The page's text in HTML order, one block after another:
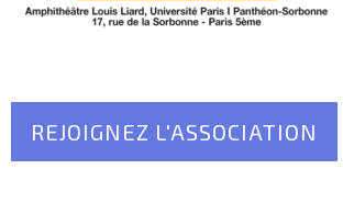
REJOIGNEZ L'ASSOCIATION